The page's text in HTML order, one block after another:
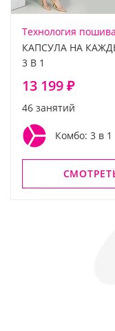
Технология пошива
КАПСУЛА НА
3 В 1
13 199 ₽
46 занятий
Комбо: 3 в 1